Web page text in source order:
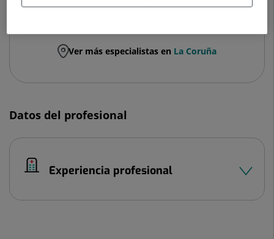
981 219 800
Ver más especialistas en La Coruña
Datos del profesional
Experiencia profesional